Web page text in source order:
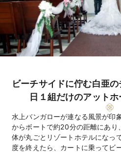
ビーチサイドに佇む白亜
日１組だけのアット
水上バンガローが連なる風景が印
からボートで約20分の距離にあり
体が丸ごとリゾートホテルになっ
度を終えたら、カートに乗ってビ